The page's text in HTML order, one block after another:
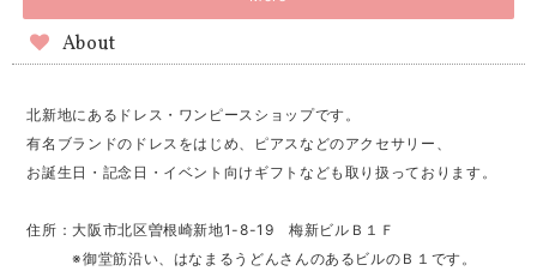
About
北新地にあるドレス・ワンピースショップです。
有名ブランドのドレスをはじめ、ピアスなどのアクセサリー、
お誕生日・記念日・イベント向けギフトなども取り扱っております。
住所：大阪市北区曽根崎新地1-8-19 梅新ビルＢ１Ｆ
※御堂筋沿い、はなまるうどんさんのあるビルのＢ１です。